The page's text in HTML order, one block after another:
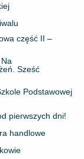
część II –
Sześć
Podstawowej
pierwszych dni!
handlowe